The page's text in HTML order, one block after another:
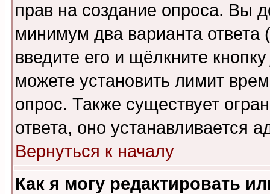
прав на создание опроса. Вы
минимум два варианта ответа
введите его и щёлкните
можете установить лимит
опрос. Также существует
ответа, оно устанавливается
Вернуться к началу
Как я могу редактировать